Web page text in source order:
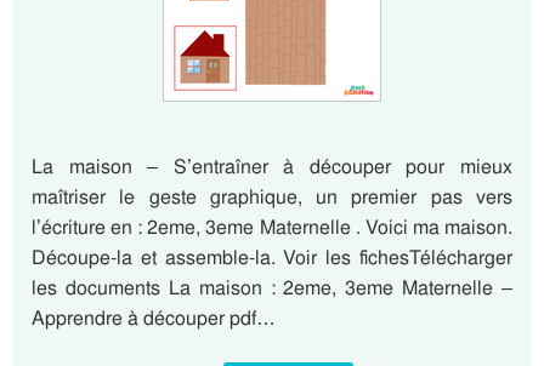
La maison – S’entraîner à découper pour mieux
maîtriser le geste graphique, un premier pas vers
l’écriture en : 2eme, 3eme Maternelle . Voici ma maison.
Découpe-la et assemble-la. Voir les fichesTélécharger
les documents La maison : 2eme, 3eme Maternelle –
Apprendre à découper pdf…